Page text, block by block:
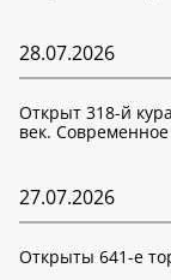
28.07.2026
Открыт 318-й
век. Современное
27.07.2026
Открыты 641-е